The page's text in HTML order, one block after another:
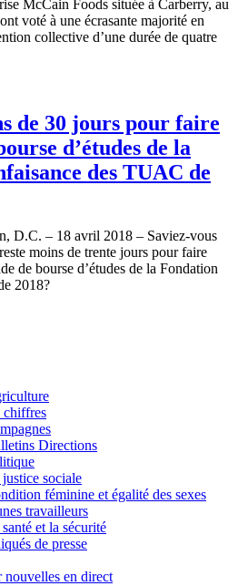
McCain Foods située à Carberry, au
voté à une écrasante majorité en
collective d’une durée de quatre
de 30 jours pour faire
d’études de la
des TUAC de
D.C. – 18 avril 2018 – Saviez-vous
moins de trente jours pour faire
de bourse d’études de la Fondation
2018?
chiffres
Directions
sociale
féminine et égalité des sexes
travailleurs
et la sécurité
de presse
en direct